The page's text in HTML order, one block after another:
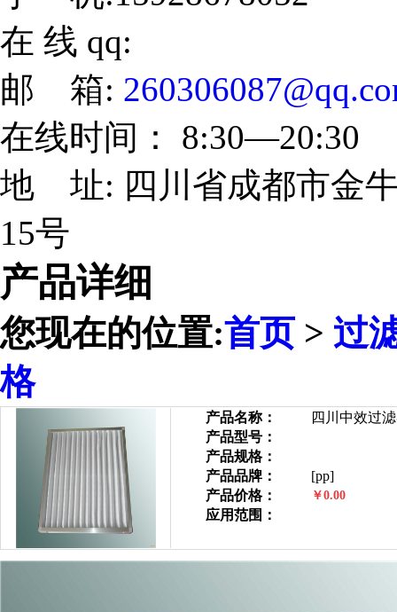
在 线 qq:
邮 箱:
在线时间： 8:30—20:30
地 址: 四川省成都市金
15号
产品详细
您现在的位置:首页> 过
格
产品名称：
四川中效过
产品型号：
产品规格：
产品品牌：
[pp]
产品价格：
￥0.00
应用范围：